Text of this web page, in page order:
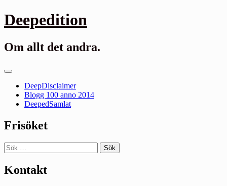
Gå
till
Deepedition
Om allt det andra.
Primär
DeepDisclaimer
Blogg 100 anno 2014
DeepedSamlat
Frisöket
Sök
efter:
Kontakt